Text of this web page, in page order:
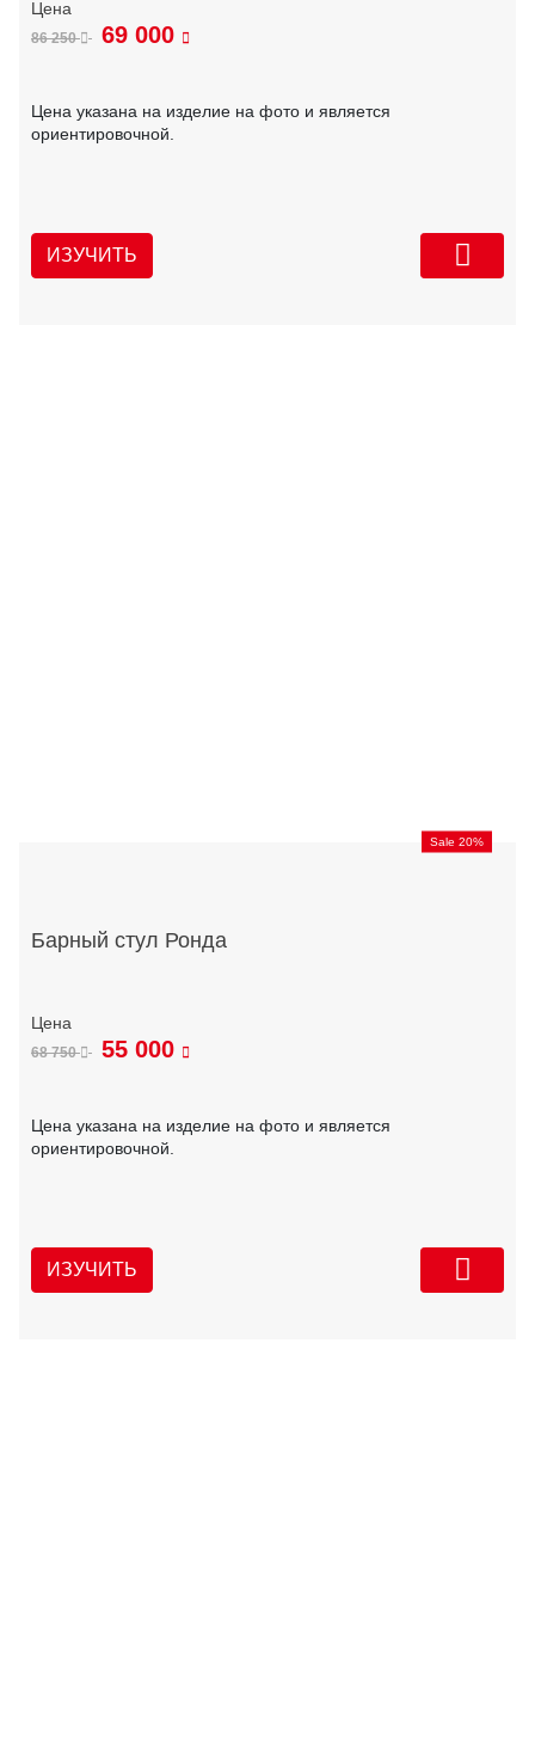
86 250 69 000
Цена указана на изделие на фото и является
ориентировочной.
ИЗУЧИТЬ
Sale 20%
Барный стул Ронда
68 750 55 000
Цена указана на изделие на фото и является
ориентировочной.
ИЗУЧИТЬ